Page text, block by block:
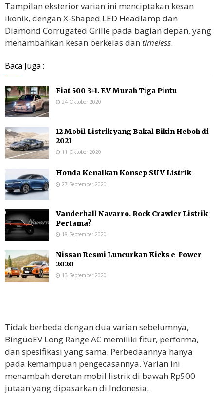
Tampilan eksterior varian ini menciptakan kesan
ikonik, dengan X-Shaped LED Headlamp dan
Diamond Corrugated Grille pada bagian depan, yang
menambahkan kesan berkelas dan timeless.
Baca Juga :
Fiat 500 3+1. EV Murah Tiga Pintu
24 Oktober 2020
12 Mobil Listrik yang Bakal Bikin Heboh di
2021
11 Oktober 2020
Honda Kenalkan Konsep SUV Listrik
27 September 2020
Vanderhall Navarro. Rock Crawler Listrik
Pertama?
18 September 2020
Nissan Resmi Luncurkan Kicks e-Power
2020
13 September 2020
Tidak berbeda dengan dua varian sebelumnya,
BinguoEV Long Range AC memiliki fitur, performa,
dan spesifikasi yang sama. Perbedaannya hanya
pada kemampuan pengecasannya. Varian ini
menambah deretan mobil listrik di bawah Rp500
jutaan yang dipasarkan di Indonesia.